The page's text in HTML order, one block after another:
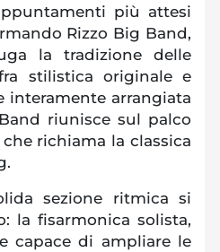
più attesi
Rizzo Big Band,
la tradizione delle
stilistica originale e
interamente arrangiata
riunisce sul palco
richiama la classica
sezione ritmica si
la fisarmonica solista,
capace di ampliare le